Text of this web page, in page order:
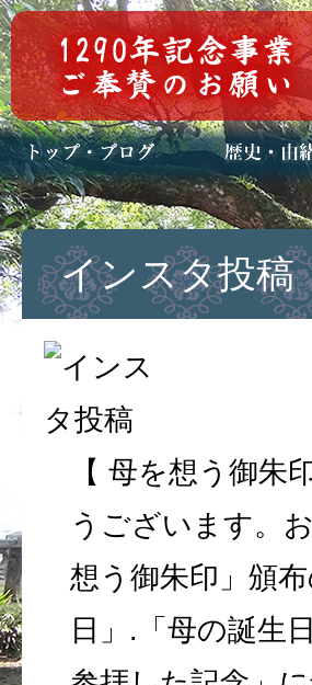
トップページ
ブログ(日々八百万)
お知らせ一覧 歴史・ご祭神
年中行事
メディア掲載
インスタ投稿
【 母を想う御
うございます。
想う御朱印」頒
日」.「母の誕生